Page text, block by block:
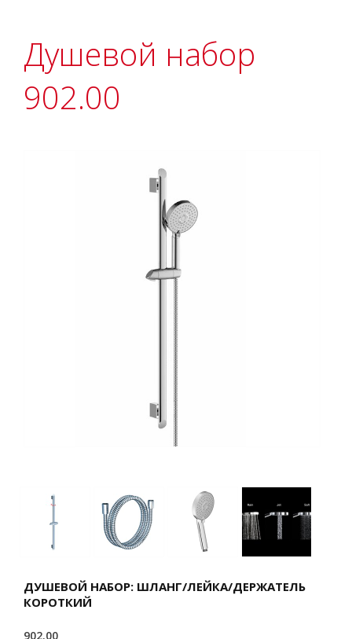
Душевой набор
902.00
ДУШЕВОЙ НАБОР: ШЛАНГ/ЛЕЙКА/ДЕРЖАТЕЛЬ
КОРОТКИЙ
902.00